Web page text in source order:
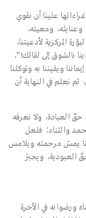
علينا أن نقوي
ومعيته،
المركزية لأدعيتنا،
بالشوق إلى لقائك!”،
ويقيننا به وتوكلنا
ثم نعلم في النهاية أن
حقّ العبادة، ولا نعرفه
والثناء؛ فلعل
يمسّ مرحمته ويلامس
العبودية، ويجبُر
ورضوانه في الآخرة